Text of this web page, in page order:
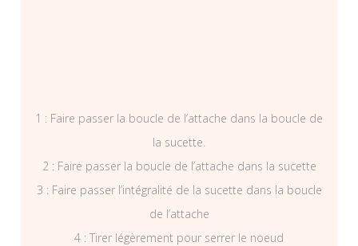
1 : Faire passer la boucle de l’attache dans la boucle de
la sucette.
2 : Faire passer la boucle de l’attache dans la sucette
3 : Faire passer l’intégralité de la sucette dans la boucle
de l’attache
4 : Tirer légèrement pour serrer le noeud